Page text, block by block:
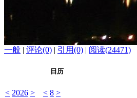
一般 | 评论(0) | 引用(0) | 阅读(24471)
日历
< 2026 > < 8 >